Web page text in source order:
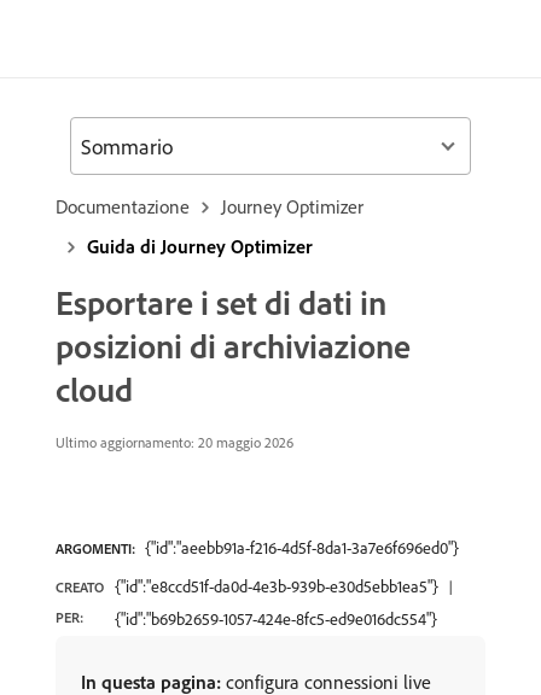
Documentazione
Journey Optimizer
Guida di Journey Optimizer
Esportare i set di dati in
posizioni di archiviazione
cloud
Ultimo aggiornamento: 20 maggio 2026
ARGOMENTI: {"id":"aeebb91a-f216-4d5f-8da1-3a7e6f696ed0"}
CREATO
PER:
{"id":"e8ccd51f-da0d-4e3b-939b-e30d5ebb1ea5"}
{"id":"b69b2659-1057-424e-8fc5-ed9e016dc554"}
In questa pagina: configura connessioni live
Sommario